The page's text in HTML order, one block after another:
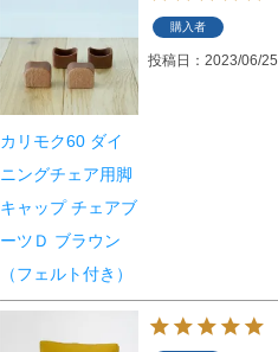
カリモク60 ダイ
ニングチェア用脚
キャップ チェアブ
ーツＤ ブラウン
（フェルト付き）
購入者
投稿日 2023/06/25